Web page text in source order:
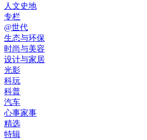
人文史地
专栏
@世代
生态与环保
时尚与美容
设计与家居
光影
科玩
科普
汽车
心事家事
精选
特辑